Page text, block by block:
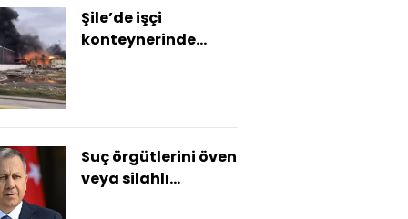
Şile’de işçi
konteynerinde
Suç örgütlerini öven
veya silahlı